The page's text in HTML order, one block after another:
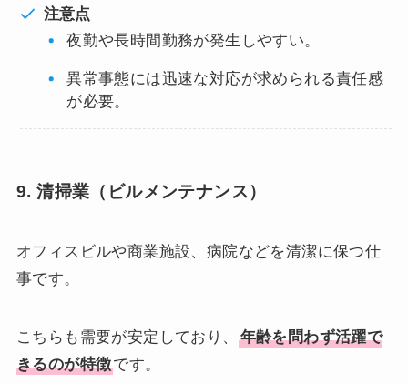
注意点
夜勤や長時間勤務が発生しやすい。
異常事態には迅速な対応が求められる責任感
が必要。
9. 清掃業（ビルメンテナンス）
オフィスビルや商業施設、病院などを清潔に保つ仕
事です。
こちらも需要が安定しており、
年齢を問わず活躍で
きるのが特徴です。